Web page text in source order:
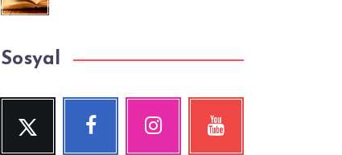
Sosyal
Twitter
Beni
FacebookInstagram
Fotoğraflarımız!
YouTube
Videolara